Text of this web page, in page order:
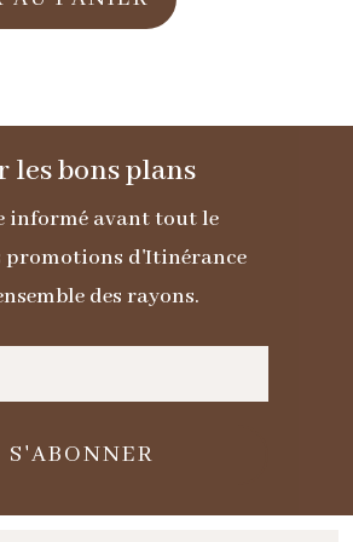
les bons plans
informé avant tout le
promotions d'Itinérance
des rayons.
S'ABONNER